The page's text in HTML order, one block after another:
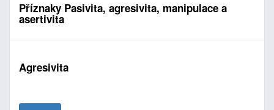
Příznaky Pasivita, agresivita, manipulace a
asertivita
Agresivita